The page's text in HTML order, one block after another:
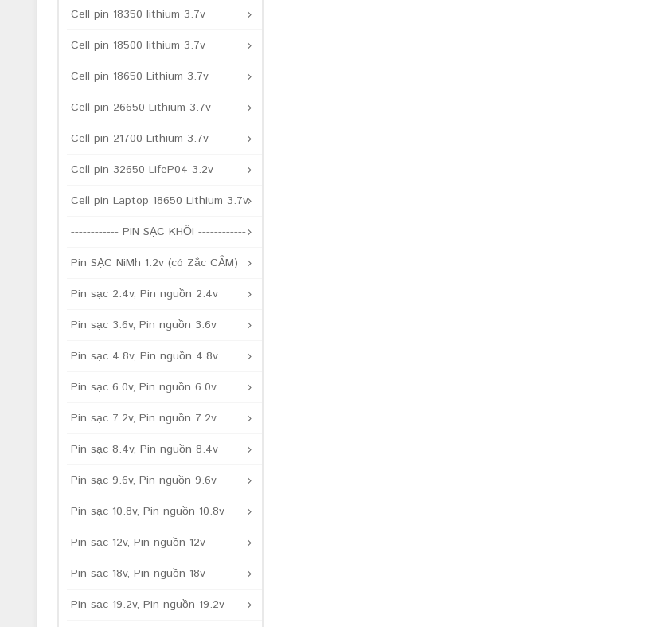
Cell pin 18350 lithium 3.7v
Cell pin 18500 lithium 3.7v
Cell pin 18650 Lithium 3.7v
Cell pin 26650 Lithium 3.7v
Cell pin 21700 Lithium 3.7v
Cell pin 32650 LifeP04 3.2v
Cell pin Laptop 18650 Lithium 3.7v
------------ PIN SẠC KHỐI ------------
Pin SẠC NiMh 1.2v (có Zắc CẮM)
Pin sạc 2.4v, Pin nguồn 2.4v
Pin sạc 3.6v, Pin nguồn 3.6v
Pin sạc 4.8v, Pin nguồn 4.8v
Pin sạc 6.0v, Pin nguồn 6.0v
Pin sạc 7.2v, Pin nguồn 7.2v
Pin sạc 8.4v, Pin nguồn 8.4v
Pin sạc 9.6v, Pin nguồn 9.6v
Pin sạc 10.8v, Pin nguồn 10.8v
Pin sạc 12v, Pin nguồn 12v
Pin sạc 18v, Pin nguồn 18v
Pin sạc 19.2v, Pin nguồn 19.2v